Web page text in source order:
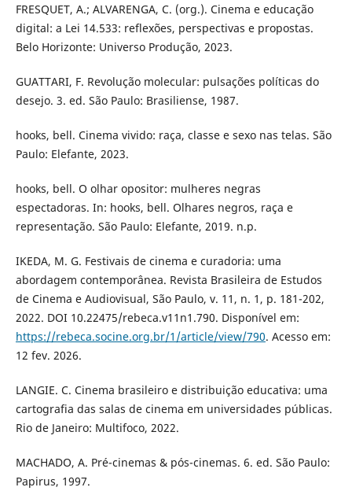
FRESQUET, A.; ALVARENGA, C. (org.). Cinema e educação
digital: a Lei 14.533: reflexões, perspectivas e propostas.
Belo Horizonte: Universo Produção, 2023.
GUATTARI, F. Revolução molecular: pulsações políticas do
desejo. 3. ed. São Paulo: Brasiliense, 1987.
hooks, bell. Cinema vivido: raça, classe e sexo nas telas. São
Paulo: Elefante, 2023.
hooks, bell. O olhar opositor: mulheres negras
espectadoras. In: hooks, bell. Olhares negros, raça e
representação. São Paulo: Elefante, 2019. n.p.
IKEDA, M. G. Festivais de cinema e curadoria: uma
abordagem contemporânea. Revista Brasileira de Estudos
de Cinema e Audiovisual, São Paulo, v. 11, n. 1, p. 181-202,
2022. DOI 10.22475/rebeca.v11n1.790. Disponível em:
https://rebeca.socine.org.br/1/article/view/790. Acesso em:
12 fev. 2026.
LANGIE. C. Cinema brasileiro e distribuição educativa: uma
cartografia das salas de cinema em universidades públicas.
Rio de Janeiro: Multifoco, 2022.
MACHADO, A. Pré-cinemas & pós-cinemas. 6. ed. São Paulo:
Papirus, 1997.